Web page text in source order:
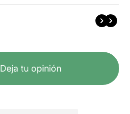
Deja tu opinión